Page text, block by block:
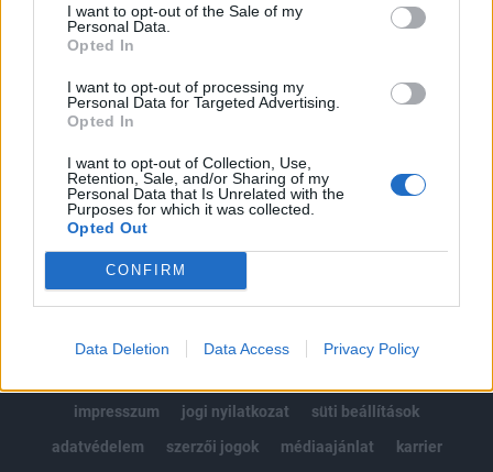
I want to opt-out of the Sale of my
Personal Data.
Opted In
I want to opt-out of processing my
Personal Data for Targeted Advertising.
Opted In
I want to opt-out of Collection, Use,
Retention, Sale, and/or Sharing of my
Personal Data that Is Unrelated with the
Purposes for which it was collected.
Opted Out
CONFIRM
Data Deletion Data Access Privacy Policy
Portfolio.hu teljes cikkarchívum
Kötéslisták: BÉT elmúlt 2 év napon belüli
MÁR ELŐFIZETŐNK VAGY?BEJELENTKEZÉS
impresszum
jogi nyilatkozat
süti beállítások
adatvédelem
szerzői jogok médiaajánlat karrier